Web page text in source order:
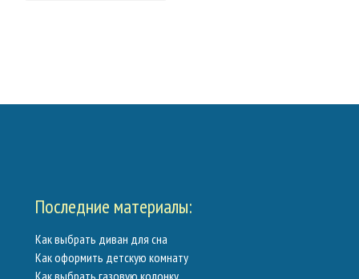
Последние материалы:
Как выбрать диван для сна
Как оформить детскую комнату